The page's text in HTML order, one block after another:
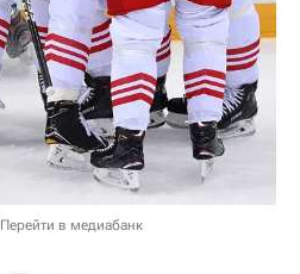
Перейти в медиабанк